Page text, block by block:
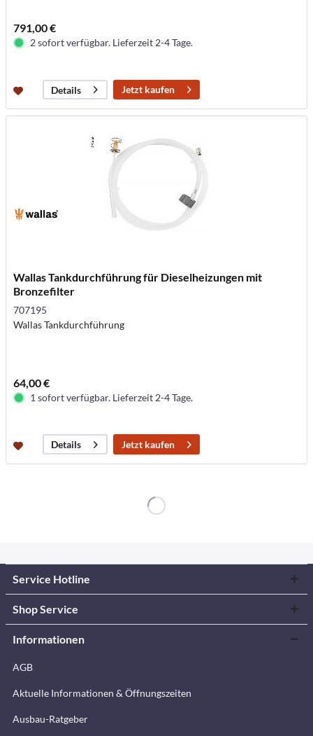
791,00 €
2 sofort verfügbar. Lieferzeit 2-4 Tage.
Details Jetzt kaufen
Wallas Tankdurchführung für Dieselheizungen mit
Bronzefilter
707195
Wallas Tankdurchführung
64,00 €
1 sofort verfügbar. Lieferzeit 2-4 Tage.
Details Jetzt kaufen
Service Hotline
Shop Service
Informationen
AGB
Aktuelle Informationen & Öffnungszeiten
Ausbau-Ratgeber